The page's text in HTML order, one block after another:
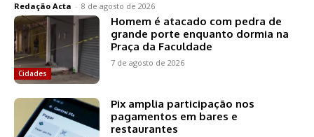
Redação Acta - 8 de agosto de 2026
Cidades
Homem é atacado com pedra de
grande porte enquanto dormia na
Praça da Faculdade
7 de agosto de 2026
Pix amplia participação nos
pagamentos em bares e
restaurantes